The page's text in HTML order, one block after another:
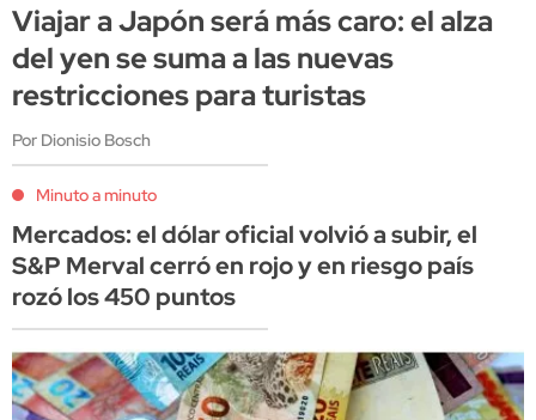
Viajar a Japón será más caro: el alza
del yen se suma a las nuevas
restricciones para turistas
Por Dionisio Bosch
Minuto a minuto
Mercados: el dólar oficial volvió a subir, el
S&P Merval cerró en rojo y en riesgo país
rozó los 450 puntos